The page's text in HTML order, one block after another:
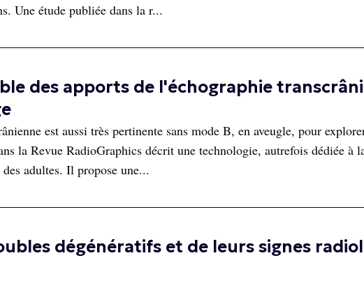
Une étude publiée dans la r...
des apports de l'échographie
est aussi très pertinente sans mode B, en aveugle, pour
la Revue RadioGraphics décrit une technologie, autrefois dédiée à
adultes. Il propose une...
dégénératifs et de leurs signes